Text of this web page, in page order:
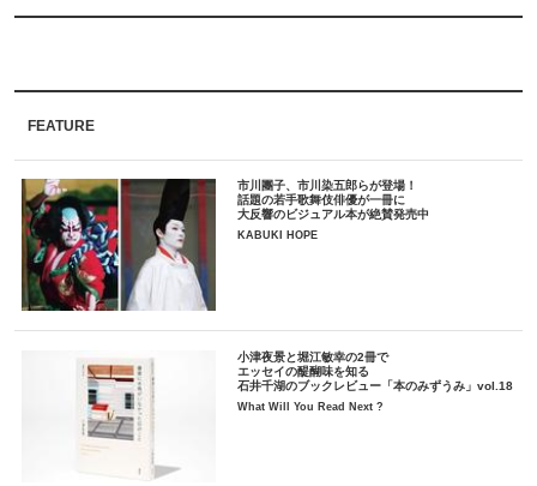
FEATURE
市川團子、市川染五郎らが登場！
話題の若手歌舞伎俳優が一冊に
大反響のビジュアル本が絶賛発売中
KABUKI HOPE
小津夜景と堀江敏幸の2冊で
エッセイの醍醐味を知る
石井千湖のブックレビュー「本のみずうみ」vol.18
What Will You Read Next ?